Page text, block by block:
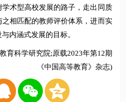
术型高校发展的路子，走出同质
相匹配的教师评价体系，进而实
内涵式发展的目标。
育科学研究院;原载2023年第12期
《中国高等教育》杂志)